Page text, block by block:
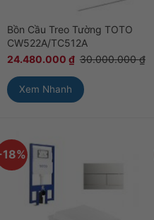
Bồn Cầu Treo Tường TOTO
CW522A/TC512A
24.480.000 ₫ 30.000.000₫
Xem Nhanh